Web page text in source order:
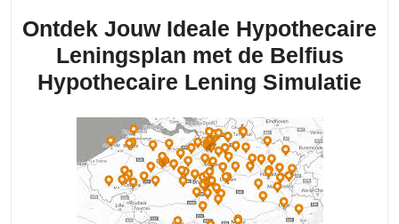
Ontdek Jouw Ideale Hypothecaire
Leningsplan met de Belfius
Hypothecaire Lening Simulatie